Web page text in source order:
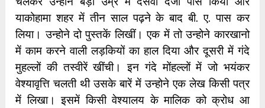
याकोहामा शहर में तीन साल पढ़ने के बाद बी. ए. पास कर
लिया। उन्होने दो पुस्तकें लिखीं। एक में तो उन्होने कारखानो
में काम करने वाली लड़कियों का हाल दिया और दूसरी में गंदे
मुहल्लों की तस्वीरें खींची। इन गंदे मोंहल्लों में जो भयंकर
वेश्यावृत्ति चलती थी उसके बारें में उन्होने एक लेख किसी पत्र
में लिखा। इसमें किसी वेश्यालय के मालिक को क्रोध आ